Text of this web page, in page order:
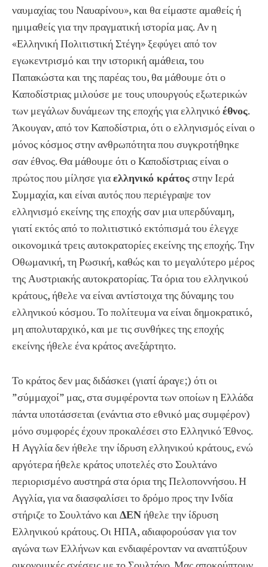
ναυμαχίας του Ναυαρίνου», και θα είμαστε αμαθείς ή
ημιμαθείς για την πραγματική ιστορία μας. Αν η
«Ελληνική Πολιτιστική Στέγη» ξεφύγει από τον
εγωκεντρισμό και την ιστορική αμάθεια, του
Παπακώστα και της παρέας του, θα μάθουμε ότι ο
Καποδίστριας μιλούσε με τους υπουργούς εξωτερικών
των μεγάλων δυνάμεων της εποχής για ελληνικόέθνος.
Άκουγαν, από τον Καποδίστρια, ότι ο ελληνισμός είναι ο
μόνος κόσμος στην ανθρωπότητα που συγκροτήθηκε
σαν έθνος. Θα μάθουμε ότι ο Καποδίστριας είναι ο
πρώτος που μίλησε γιαελληνικό κράτοςστην Ιερά
Συμμαχία, και είναι αυτός που περιέγραψε τον
ελληνισμό εκείνης της εποχής σαν μια υπερδύναμη,
γιατί εκτός από το πολιτιστικό εκτόπισμά του έλεγχε
οικονομικά τρεις αυτοκρατορίες εκείνης της εποχής. Την
Οθωμανική, τη Ρωσική, καθώς και το μεγαλύτερο μέρος
της Αυστριακής αυτοκρατορίας. Τα όρια του ελληνικού
κράτους, ήθελε να είναι αντίστοιχα της δύναμης του
ελληνικού κόσμου. Το πολίτευμα να είναι δημοκρατικό,
μη απολυταρχικό, και με τις συνθήκες της εποχής
εκείνης ήθελε ένα κράτος ανεξάρτητο.
Το κράτος δεν μας διδάσκει (γιατί άραγε;) ότι οι
”σύμμαχοί” μας, στα συμφέροντα των οποίων η Ελλάδα
πάντα υποτάσσεται (ενάντια στο εθνικό μας συμφέρον)
μόνο συμφορές έχουν προκαλέσει στο Ελληνικό Έθνος.
Η Αγγλία δεν ήθελε την ίδρυση ελληνικού κράτους, ενώ
αργότερα ήθελε κράτος υποτελές στο Σουλτάνο
περιορισμένο αυστηρά στα όρια της Πελοποννήσου. Η
Αγγλία, για να διασφαλίσει το δρόμο προς την Ινδία
στήριζε το Σουλτάνο καιΔΕΝήθελε την ίδρυση
Ελληνικού κράτους. Οι ΗΠΑ, αδιαφορούσαν για τον
αγώνα των Ελλήνων και ενδιαφέρονταν να αναπτύξουν